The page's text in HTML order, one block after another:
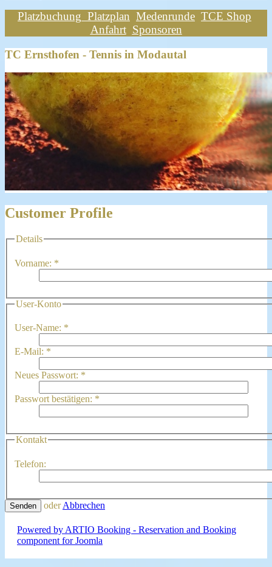
Platzbuchung Platzplan Medenrunde TCE Shop
Anfahrt Sponsoren
TC Ernsthofen - Tennis in Modautal
Customer Profile
Details
Vorname: *
User-Konto
User-Name: *
E-Mail: *
Neues Passwort: *
Passwort bestätigen: *
Kontakt
Telefon:
Senden oderAbbrechen
Powered by ARTIO Booking - Reservation and Booking
component for Joomla